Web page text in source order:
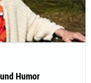
Humor